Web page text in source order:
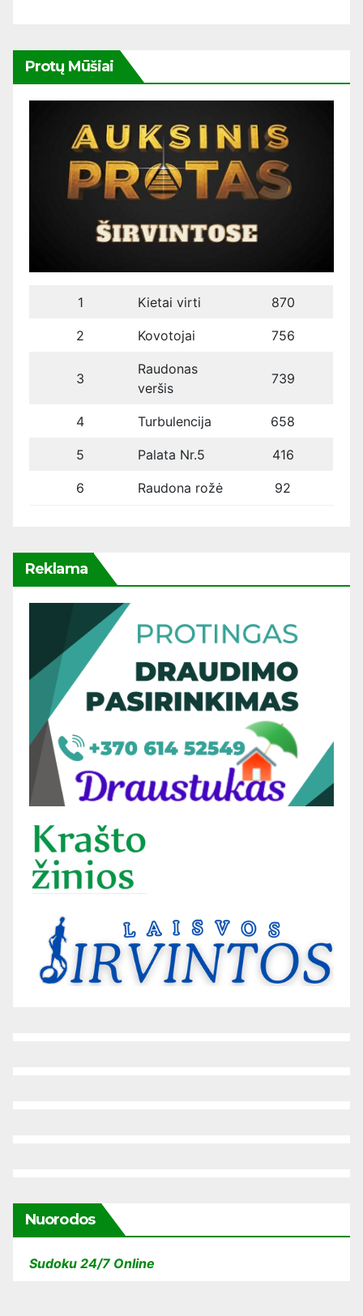
Protų Mūšiai
1 Kietai virti 870
2 Kovotojai 756
3
Raudonas
veršis
739
4 Turbulencija 658
5 Palata Nr.5 416
6 Raudona rožė 92
Reklama
Nuorodos
Sudoku 24/7 Online